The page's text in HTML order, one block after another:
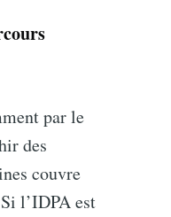
par le
des
couvre
l’IDPA est